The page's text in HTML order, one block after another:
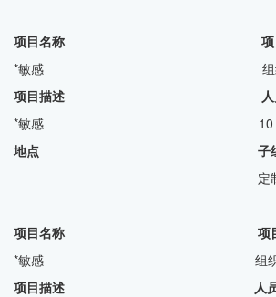
项目名称 项目
*敏感 组织部门
项目描述 人员
*敏感 10
地点 子
定
项目名称 项目类
*敏感 组织部门
项目描述 人员数